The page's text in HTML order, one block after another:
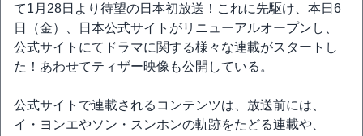
て1月28日より待望の日本初放送！これに先駆け、本日6
日（金）、日本公式サイトがリニューアルオープンし、
公式サイトにてドラマに関する様々な連載がスタートし
た！あわせてティザー映像も公開している。
公式サイトで連載されるコンテンツは、放送前には、
イ・ヨンエやソン・スンホンの軌跡をたどる連載や、